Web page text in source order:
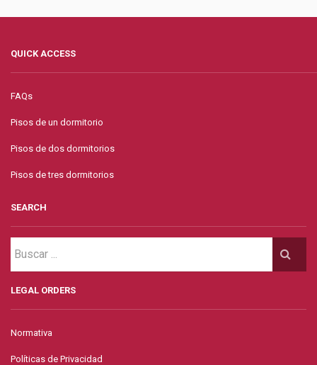
QUICK ACCESS
FAQs
Pisos de un dormitorio
Pisos de dos dormitorios
Pisos de tres dormitorios
SEARCH
LEGAL ORDERS
Normativa
Políticas de Privacidad